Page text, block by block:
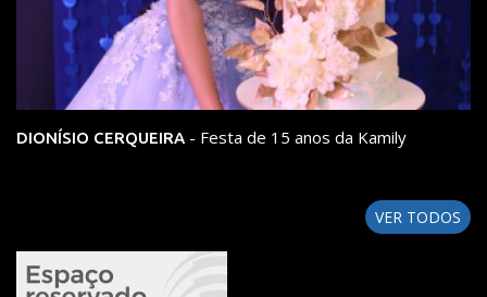
DIONÍSIO CERQUEIRA - Festa de 15 anos da Kamily
VER TODOS